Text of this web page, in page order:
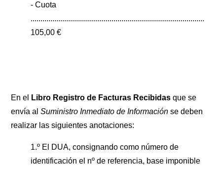
- Cuota
........................................................................................
105,00 €
En el Libro Registro de Facturas Recibidas que se
envía al Suministro Inmediato de Información se deben
realizar las siguientes anotaciones:
1.º El DUA, consignando como número de
identificación el nº de referencia, base imponible